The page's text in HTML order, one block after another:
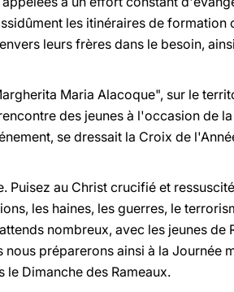
les itinéraires de formation
leurs frères dans le besoin,
Maria Alacoque", sur le
des jeunes à l'occasion de
se dressait la Croix de
Puisez au Christ crucifié et
les haines, les guerres, le
nombreux, avec les jeunes de
préparerons ainsi à la Journée
le Dimanche des Rameaux.